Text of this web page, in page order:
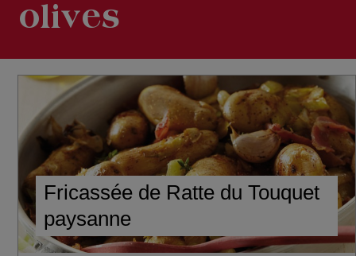
olives
Fricassée de Ratte du Touquet
paysanne